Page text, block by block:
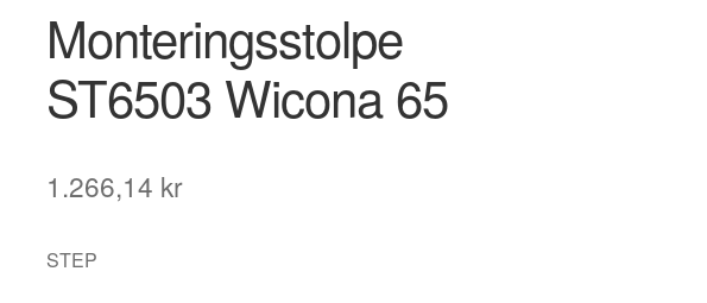
Monteringsstolpe
ST6503 Wicona 65
1.266,14 kr
STEP